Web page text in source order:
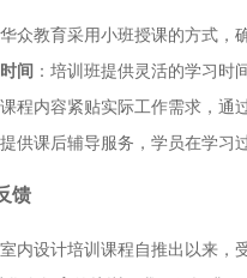
华众教育采用小班授课的方式，
间 ：培训班提供灵活的学习时
课程内容紧贴实际工作需求，通
提供课后辅导服务，学员在学习
馈
内设计培训课程自推出以来，